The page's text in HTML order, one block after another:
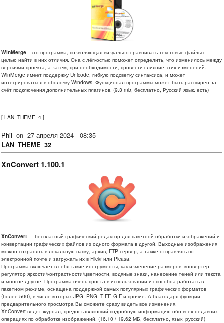
WinMerge - это программа, позволяющая визуально сравнивать текстовые файлы с
целью найти в них отличия. Она с лёгкостью поможет определить, что изменилось между
версиями проекта, а затем, при необходимости, провести слияние этих изменений.
WinMerge имеет поддержку Unicode, гибкую подсветку синтаксиса, и может
интегрироваться в оболочку Windows. Функционал программы может быть расширен за
счёт подключения дополнительных плагинов. (9.3 mb, бесплатно, Русский язык: есть)
[ LAN_THEME_4 ]
Phil on 27 апреля 2024 - 08:35
LAN_THEME_32
XnConvert 1.100.1
XnConvert — бесплатный графический редактор для пакетной обработки изображений и
конвертации графических файлов из одного формата в другой. Выходные изображения
можно сохранять в локальную папку, архив, FTP-сервер, а также отправлять по
электронной почте и загружать их в Flickr или Picasa.
Программа включает в себя такие инструменты, как изменение размеров, конвертер,
регулятор яркости/контрастности/цветности, водяные знаки, нанесение теней или текста
и многое другое. Программа очень проста в использовании и способна работать в
пакетном режиме, оснащена поддержкой самых популярных графических форматов
(более 500), в числе которых JPG, PNG, TIFF, GIF и прочие. А благодаря функции
предварительного просмотра Вы сможете сразу видеть все изменения.
XnConvert ведет журнал, предоставляющий подробную информацию обо всех недавних
операциях по обработке изображений. (16.10 / 19.62 МБ, бесплатно, язык: русский)